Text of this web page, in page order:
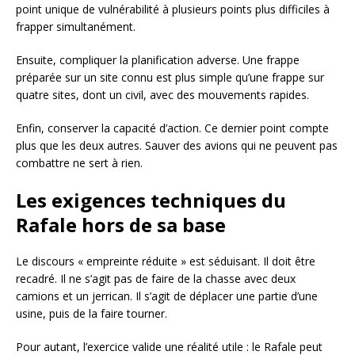
point unique de vulnérabilité à plusieurs points plus difficiles à
frapper simultanément.
Ensuite, compliquer la planification adverse. Une frappe
préparée sur un site connu est plus simple qu’une frappe sur
quatre sites, dont un civil, avec des mouvements rapides.
Enfin, conserver la capacité d’action. Ce dernier point compte
plus que les deux autres. Sauver des avions qui ne peuvent pas
combattre ne sert à rien.
Les exigences techniques du
Rafale hors de sa base
Le discours « empreinte réduite » est séduisant. Il doit être
recadré. Il ne s’agit pas de faire de la chasse avec deux
camions et un jerrican. Il s’agit de déplacer une partie d’une
usine, puis de la faire tourner.
Pour autant, l’exercice valide une réalité utile : le Rafale peut